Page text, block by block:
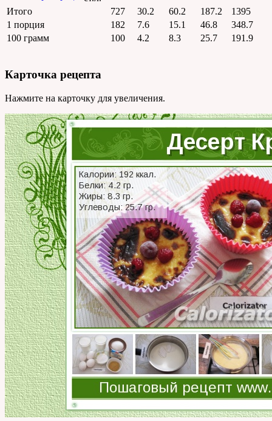
Итого
727 30.2 60.2 187.2
1395
1 порция
182 7.6 15.1 46.8
348.7
100 грамм
100 4.2 8.3 25.7 191.9
Карточка рецепта
Нажмите на карточку для увеличения.